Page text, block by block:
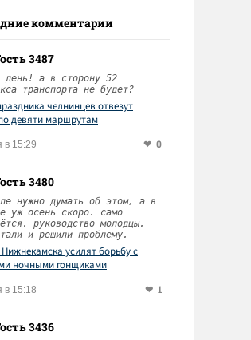
комментарии
3487
день! а в сторону 52
транспорта не будет?
челнинцев отвезут
девяти маршрутам
в 15:29 0
3480
нужно думать об этом, а в
уж осень скоро. само
руководство молодцы.
и решили проблему.
усилят борьбу с
ночными гонщиками
в 15:18 1
3436